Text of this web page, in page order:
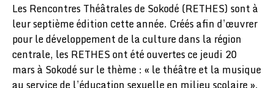
Les Rencontres Théâtrales de Sokodé (RETHES) sont à
leur septième édition cette année. Créés afin d’œuvrer
pour le développement de la culture dans la région
centrale, les RETHES ont été ouvertes ce jeudi 20
mars à Sokodé sur le thème : « le théâtre et la musique